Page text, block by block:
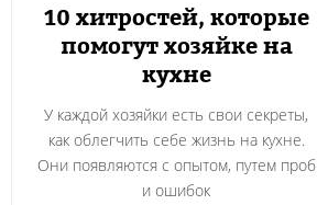
10 хитростей, которые
помогут хозяйке на
кухне
У каждой хозяйки есть свои секреты,
как облегчить себе жизнь на кухне.
Они появляются с опытом, путем проб
и ошибок